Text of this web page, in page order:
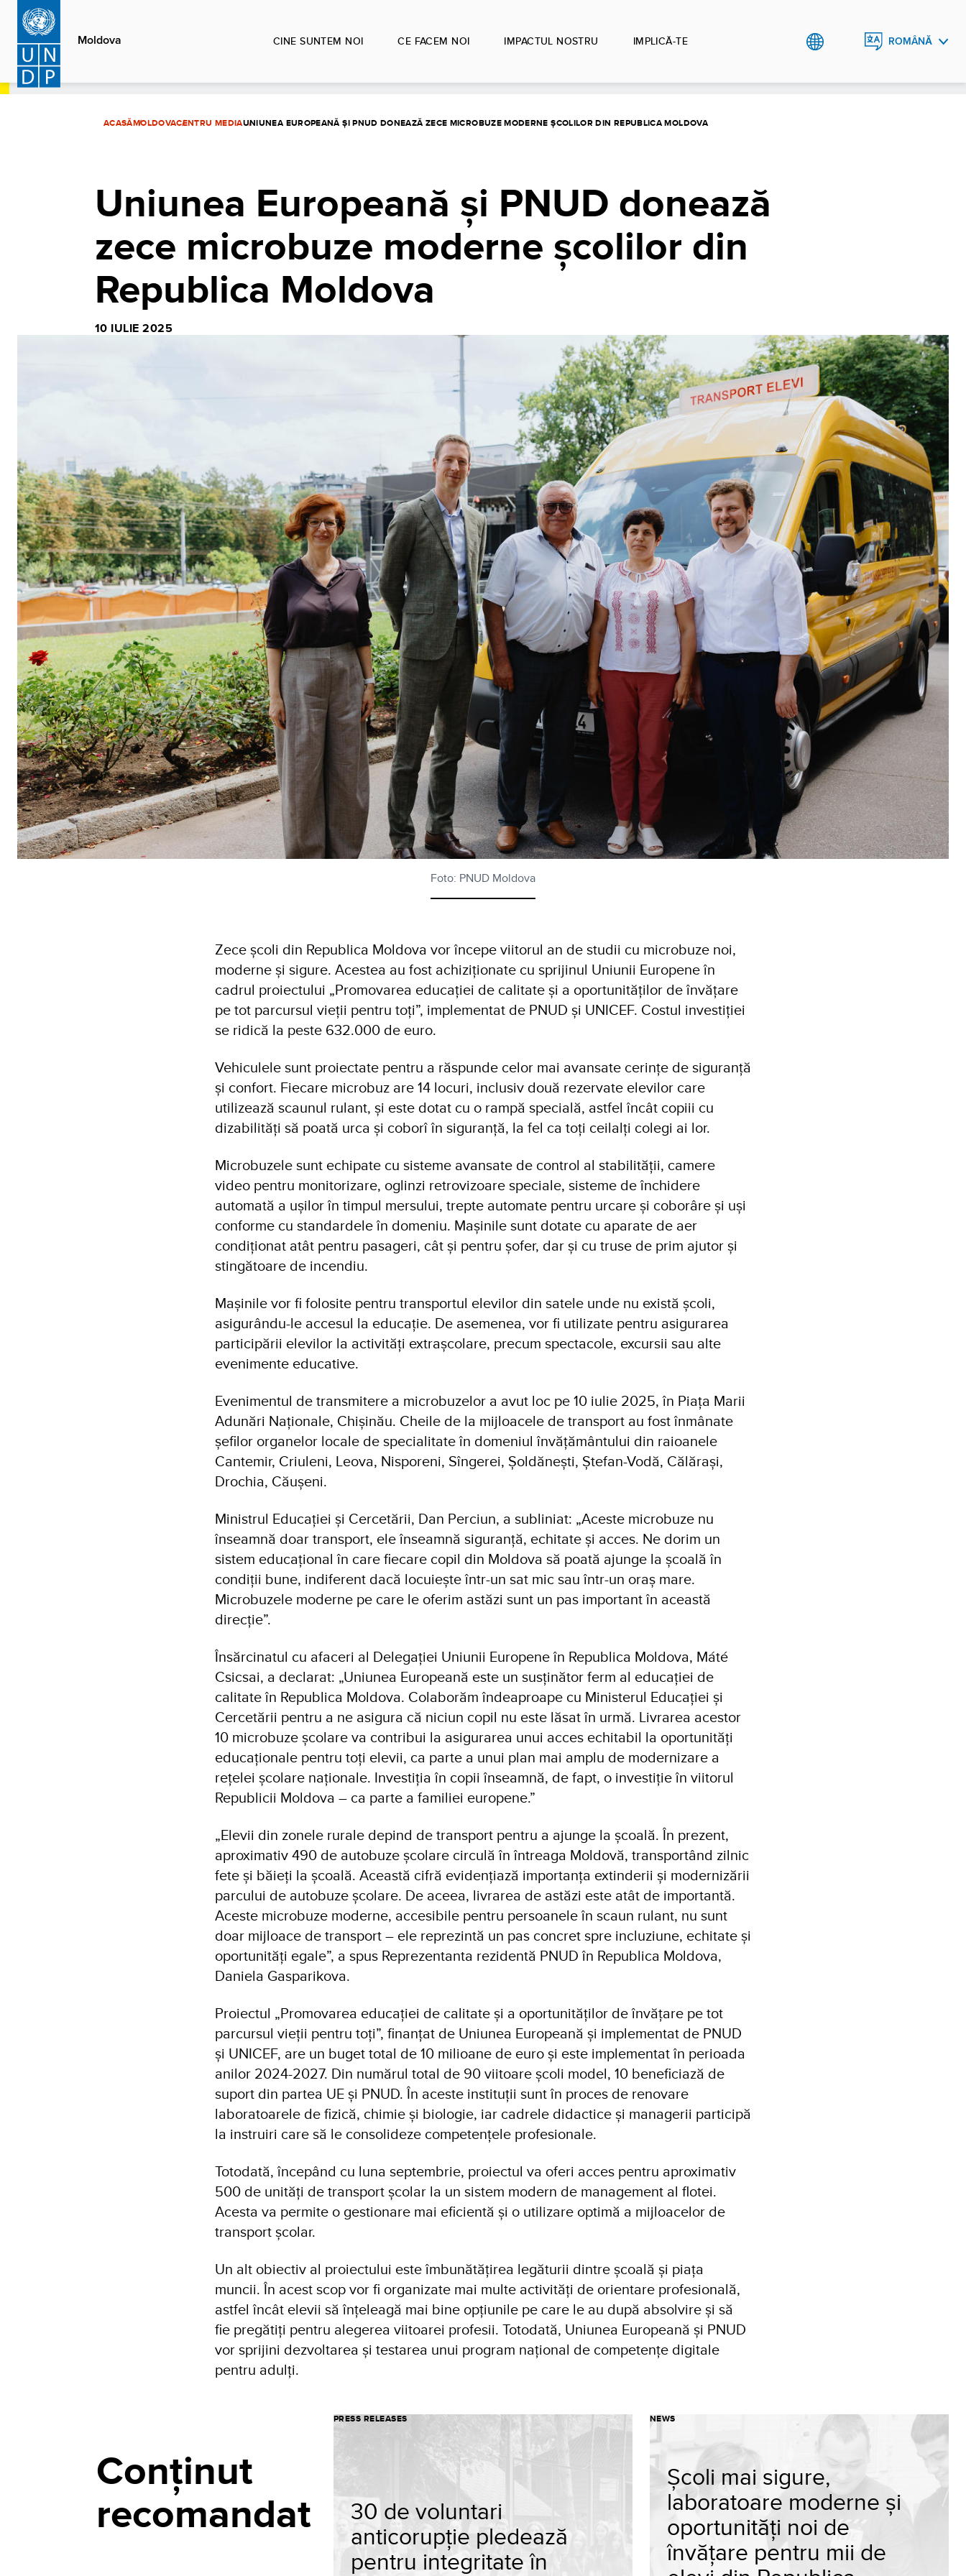
Sari
conținutul
principal
Moldova CINE SUNTEM NOI CE FACEM NOI IMPACTUL NOSTRU IMPLICĂ-TE ROMÂNĂ
ACASĂMOLDOVACENTRU MEDIAUNIUNEA EUROPEANĂ ȘI PNUD DONEAZĂ ZECE MICROBUZE MODERNE ȘCOLILOR DIN REPUBLICA MOLDOVA
Uniunea Europeană și PNUD donează
zece microbuze moderne școlilor din
Republica Moldova
10 IULIE 2025
Foto: PNUD Moldova
Zece școli din Republica Moldova vor începe viitorul an de studii cu microbuze noi,
moderne și sigure. Acestea au fost achiziționate cu sprijinul Uniunii Europene în
cadrul proiectului „Promovarea educației de calitate și a oportunităților de învățare
pe tot parcursul vieții pentru toți”, implementat de PNUD și UNICEF. Costul investiției
se ridică la peste 632.000 de euro.
Vehiculele sunt proiectate pentru a răspunde celor mai avansate cerințe de siguranță
și confort. Fiecare microbuz are 14 locuri, inclusiv două rezervate elevilor care
utilizează scaunul rulant, și este dotat cu o rampă specială, astfel încât copiii cu
dizabilități să poată urca și coborî în siguranță, la fel ca toți ceilalți colegi ai lor.
Microbuzele sunt echipate cu sisteme avansate de control al stabilității, camere
video pentru monitorizare, oglinzi retrovizoare speciale, sisteme de închidere
automată a ușilor în timpul mersului, trepte automate pentru urcare și coborâre și uși
conforme cu standardele în domeniu. Mașinile sunt dotate cu aparate de aer
condiționat atât pentru pasageri, cât și pentru șofer, dar și cu truse de prim ajutor și
stingătoare de incendiu.
Mașinile vor fi folosite pentru transportul elevilor din satele unde nu există școli,
asigurându-le accesul la educație. De asemenea, vor fi utilizate pentru asigurarea
participării elevilor la activități extrașcolare, precum spectacole, excursii sau alte
evenimente educative.
Evenimentul de transmitere a microbuzelor a avut loc pe 10 iulie 2025, în Piața Marii
Adunări Naționale, Chișinău. Cheile de la mijloacele de transport au fost înmânate
șefilor organelor locale de specialitate în domeniul învățământului din raioanele
Cantemir, Criuleni, Leova, Nisporeni, Sîngerei, Șoldănești, Ștefan-Vodă, Călărași,
Drochia, Căușeni.
Ministrul Educației și Cercetării, Dan Perciun, a subliniat: „Aceste microbuze nu
înseamnă doar transport, ele înseamnă siguranță, echitate și acces. Ne dorim un
sistem educațional în care fiecare copil din Moldova să poată ajunge la școală în
condiții bune, indiferent dacă locuiește într-un sat mic sau într-un oraș mare.
Microbuzele moderne pe care le oferim astăzi sunt un pas important în această
direcție”.
Însărcinatul cu afaceri al Delegației Uniunii Europene în Republica Moldova, Máté
Csicsai, a declarat: „Uniunea Europeană este un susținător ferm al educației de
calitate în Republica Moldova. Colaborăm îndeaproape cu Ministerul Educației și
Cercetării pentru a ne asigura că niciun copil nu este lăsat în urmă. Livrarea acestor
10 microbuze școlare va contribui la asigurarea unui acces echitabil la oportunități
educaționale pentru toți elevii, ca parte a unui plan mai amplu de modernizare a
rețelei școlare naționale. Investiția în copii înseamnă, de fapt, o investiție în viitorul
Republicii Moldova – ca parte a familiei europene.”
„Elevii din zonele rurale depind de transport pentru a ajunge la școală. În prezent,
aproximativ 490 de autobuze școlare circulă în întreaga Moldovă, transportând zilnic
fete și băieți la școală. Această cifră evidențiază importanța extinderii și modernizării
parcului de autobuze școlare. De aceea, livrarea de astăzi este atât de importantă.
Aceste microbuze moderne, accesibile pentru persoanele în scaun rulant, nu sunt
doar mijloace de transport – ele reprezintă un pas concret spre incluziune, echitate și
oportunități egale”, a spus Reprezentanta rezidentă PNUD în Republica Moldova,
Daniela Gasparikova.
Proiectul „Promovarea educației de calitate și a oportunităților de învățare pe tot
parcursul vieții pentru toți”, finanțat de Uniunea Europeană și implementat de PNUD
și UNICEF, are un buget total de 10 milioane de euro și este implementat în perioada
anilor 2024-2027. Din numărul total de 90 viitoare școli model, 10 beneficiază de
suport din partea UE și PNUD. În aceste instituții sunt în proces de renovare
laboratoarele de fizică, chimie și biologie, iar cadrele didactice și managerii participă
la instruiri care să le consolideze competențele profesionale.
Totodată, începând cu luna septembrie, proiectul va oferi acces pentru aproximativ
500 de unități de transport școlar la un sistem modern de management al flotei.
Acesta va permite o gestionare mai eficientă și o utilizare optimă a mijloacelor de
transport școlar.
Un alt obiectiv al proiectului este îmbunătățirea legăturii dintre școală și piața
muncii. În acest scop vor fi organizate mai multe activități de orientare profesională,
astfel încât elevii să înțeleagă mai bine opțiunile pe care le au după absolvire și să
fie pregătiți pentru alegerea viitoarei profesii. Totodată, Uniunea Europeană și PNUD
vor sprijini dezvoltarea și testarea unui program național de competențe digitale
pentru adulți.
Conținut
recomandat
PRESS RELEASES
30 de voluntari
anticorupție pledează
pentru integritate în
NEWS
Școli mai sigure,
laboratoare moderne și
oportunități noi de
învățare pentru mii de